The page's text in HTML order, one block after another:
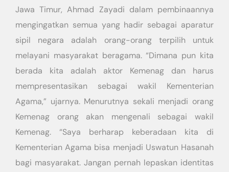
Jawa Timur, Ahmad Zayadi dalam pembinaannya
mengingatkan semua yang hadir sebagai aparatur
sipil negara adalah orang-orang terpilih untuk
melayani masyarakat beragama. “Dimana pun kita
berada kita adalah aktor Kemenag dan harus
mempresentasikan sebagai wakil Kementerian
Agama,” ujarnya. Menurutnya sekali menjadi orang
Kemenag orang akan mengenali sebagai wakil
Kemenag. “Saya berharap keberadaan kita di
Kementerian Agama bisa menjadi Uswatun Hasanah
bagi masyarakat. Jangan pernah lepaskan identitas